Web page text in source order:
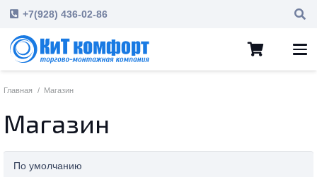
+7(928) 436-02-86
Главная / Магазин
Магазин